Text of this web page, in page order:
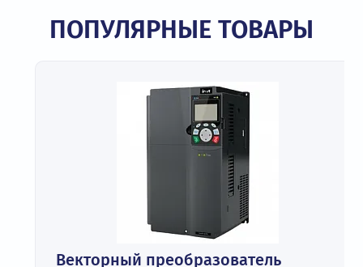
ПОПУЛЯРНЫЕ ТОВАРЫ
Векторный преобразователь